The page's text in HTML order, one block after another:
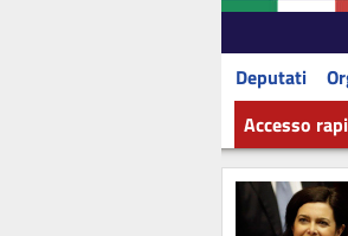
Deputati
Accesso